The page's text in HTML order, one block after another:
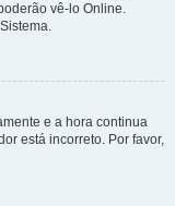
vê-lo Online.
e a hora continua
está incorreto. Por favor,